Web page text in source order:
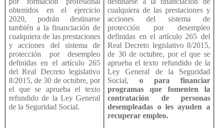
obtenidos en el ejercicio
2020, podrán destinarse
también a la financiación de
cualquiera de las prestaciones
y acciones del sistema de
protección por desempleo
definidas en el artículo 265
del Real Decreto legislativo
8/2015, de 30 de octubre, por
el que se aprueba el texto
refundido de la Ley General
de la Seguridad Social.
cualquiera de las prestaciones y
acciones del sistema de
protección por desempleo
definidas en el artículo 265 del
Real Decreto legislativo 8/2015,
de 30 de octubre, por el que se
aprueba el texto refundido de la
Ley General de la Seguridad
Social,o para financiar
programas que fomenten la
contratación de personas
desempleadas o les ayuden a
recuperar empleo.